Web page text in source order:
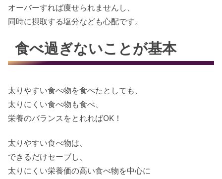
オーバーすれば痩せられませんし、
同時に摂取する塩分なども心配です。
食べ過ぎないことが基本
太りやすい食べ物を食べたとしても、
太りにくい食べ物も食べ、
栄養のバランスをとれればOK！
太りやすい食べ物は、
できるだけセーブし、
太りにくい栄養価の高い食べ物を中心に